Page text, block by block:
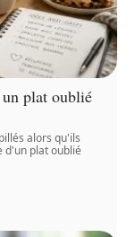
plat oublié
alors qu'ils
d'un plat oublié